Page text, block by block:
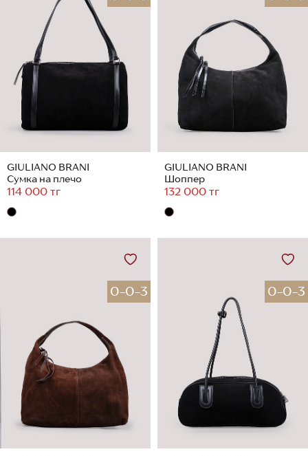
GIULIANO BRANI
Сумка на плечо
114 000 тг
GIULIANO BRANI
Шоппер
132 000 тг
0-0-3 0-0-3